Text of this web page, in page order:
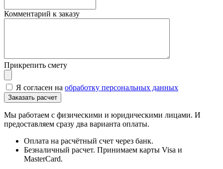
Комментарий к заказу
Прикрепить смету
Я согласен на обработку персональных данных
Мы работаем с физическими и юридическими лицами. И
предоставляем сразу два варианта оплаты.
Оплата на расчётный счет через банк.
Безналичный расчет. Принимаем карты Visa и
MasterCard.